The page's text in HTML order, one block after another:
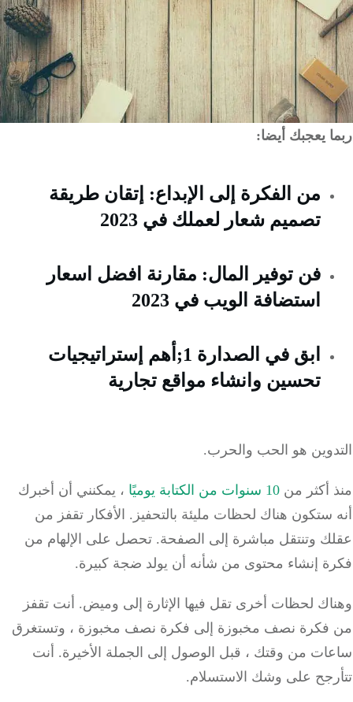
يعجبك أيضا:
من الفكرة إلى الإبداع: إتقان طريقة
تصميم شعار لعملك في 2023
فن توفير المال: مقارنة افضل اسعار
استضافة الويب في 2023
ابق في الصدارة 1;أهم إستراتيجيات
تحسين وانشاء مواقع تجارية
هو الحب والحرب.
أكثر من10 سنوات من الكتابة يوميًا
، يمكنني أن أخبرك
ستكون هناك لحظات مليئة بالتحفيز.الأفكار تقفز من
وتنتقل مباشرة إلى الصفحة.تحصل على الإلهام من
إنشاء محتوى من شأنه أن يولد ضجة كبيرة.
لحظات أخرى تقل فيها الإثارة إلى وميض.أنت تقفز
نصف مخبوزة إلى فكرة نصف مخبوزة ، وتستغرق
من وقتك ، قبل الوصول إلى الجملة الأخيرة.أنت
على وشك الاستسلام.